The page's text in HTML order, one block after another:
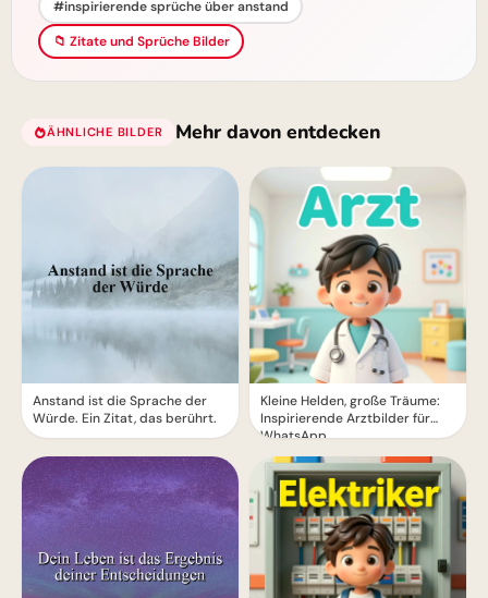
#inspirierende sprüche über anstand
📁 Zitate und Sprüche Bilder
ÄHNLICHE BILDER Mehr davon entdecken
Anstand ist die Sprache der
Würde. Ein Zitat, das berührt.
Kleine Helden, große Träume:
Inspirierende Arztbilder für
WhatsApp.